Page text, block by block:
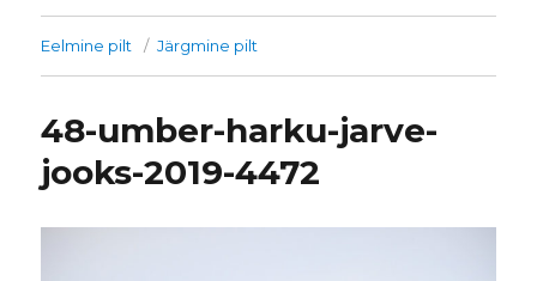
Eelmine pilt Järgmine pilt
48-umber-harku-jarve-
jooks-2019-4472